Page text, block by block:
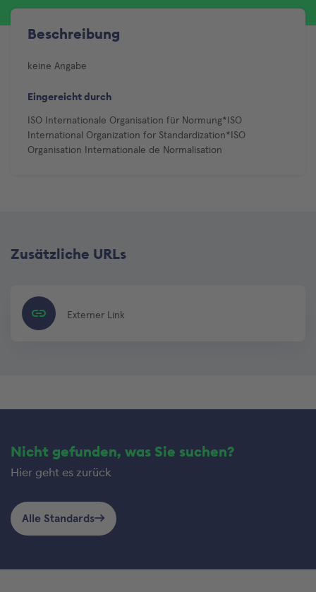
Beschreibung
keine Angabe
Eingereicht durch
ISO Internationale Organisation für Normung*ISO
International Organization for Standardization*ISO
Organisation Internationale de Normalisation
Zusätzliche URLs
Externer Link
Nicht gefunden, was Sie suchen?
Hier geht es zurück
Alle Standards